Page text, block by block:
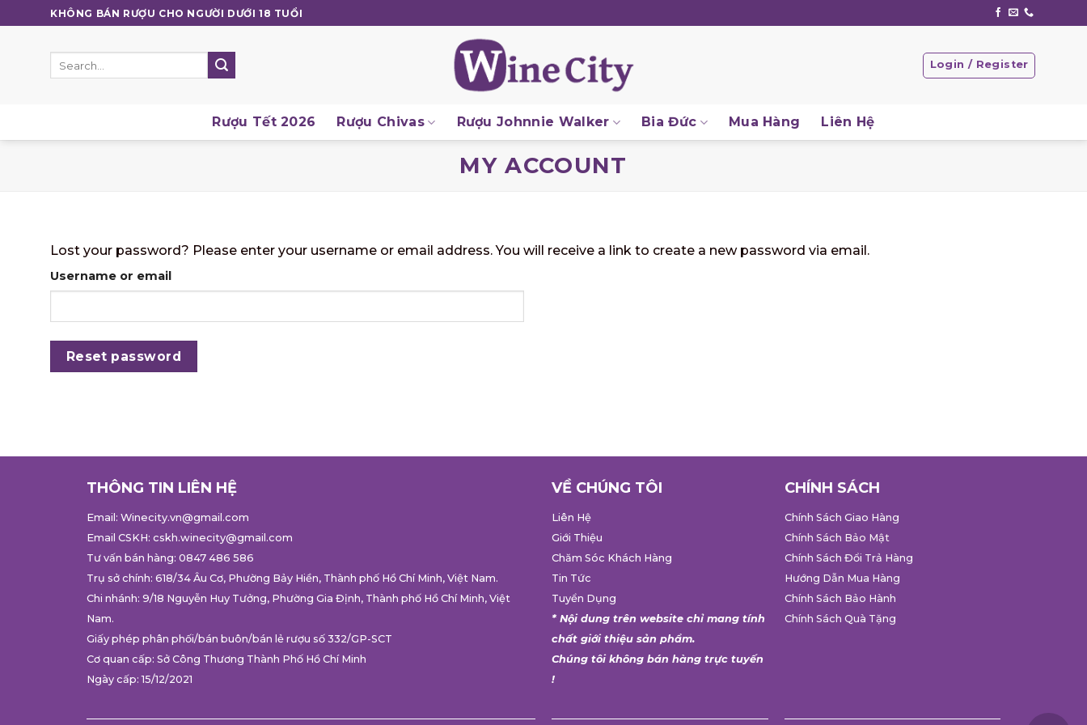
to
content
KHÔNG BÁN RƯỢU CHO NGƯỜI DƯỚI 18 TUỔI
Login / Register
Rượu Tết 2026 Rượu Chivas Rượu Johnnie Walker Bia Đức Mua Hàng Liên Hệ
MY ACCOUNT
Lost your password? Please enter your username or email address. You will receive a link to create a new password via email.
Username or email
Reset password
THÔNG TIN LIÊN HỆ
Email: Winecity.vn@gmail.com
Email CSKH: cskh.winecity@gmail.com
Tư vấn bán hàng: 0847 486 586
Trụ sở chính: 618/34 Âu Cơ, Phường Bảy Hiền, Thành phố Hồ Chí Minh, Việt Nam.
Chi nhánh: 9/18 Nguyễn Huy Tưởng, Phường Gia Định, Thành phố Hồ Chí Minh, Việt
Nam.
Giấy phép phân phối/bán buôn/bán lẻ rượu số 332/GP-SCT
Cơ quan cấp: Sở Công Thương Thành Phố Hồ Chí Minh
Ngày cấp: 15/12/2021
VỀ CHÚNG TÔI
Liên Hệ
Giới Thiệu
Chăm Sóc Khách Hàng
Tin Tức
Tuyển Dụng
* Nội dung trên website chỉ mang tính
chất giới thiệu sản phẩm.
Chúng tôi không bán hàng trực tuyến
!
CHÍNH SÁCH
Chính Sách Giao Hàng
Chính Sách Bảo Mật
Chính Sách Đổi Trả Hàng
Hướng Dẫn Mua Hàng
Chính Sách Bảo Hành
Chính Sách Quà Tặng